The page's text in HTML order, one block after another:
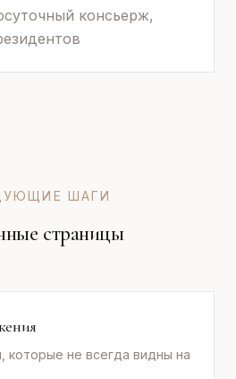
консьерж,
ШАГИ
страницы
которые не всегда видны на